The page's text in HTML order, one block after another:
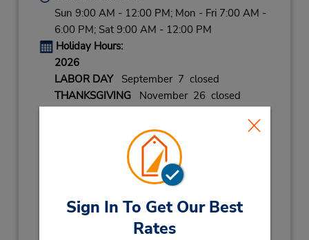
Sign In To Get Our Best
Rates
Sun 9:00 AM - 12:00 PM; Mon - Fri 7:00 AM -
6:00 PM; Sat 9:00 AM - 12:00 PM
Holiday Hours:
2026
LABOR DAYSeptember 7 closed
THANKSGIVINGNovember 26 closed
CHRISTMAS EVE December 24 09:00AM
December 25 closed
- 12:00PM